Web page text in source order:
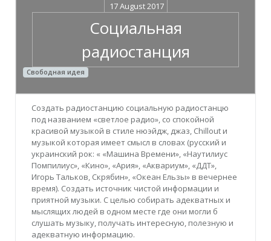
17 August 2017
Социальная
радиостанция
Свободная идея
Создать радиостанцию социальную радиостанцю
под названием «светлое радио», со спокойной
красивой музыкой в стиле нюэйдж, джаз, Chillout и
музыкой которая имеет смысл в словах (русский и
украинский рок: « «Машина Времени», «Наутилиус
Помпилиус», «Кино», «Ария», «Аквариум», «ДДТ»,
Игорь Тальков, Скрябин», «Океан Ельзы» в вечернее
время). Создать источник чистой информации и
приятной музыки. С целью собирать адекватных и
мыслящих людей в одном месте где они могли б
слушать музыку, получать интересную, полезную и
адекватную информацию.